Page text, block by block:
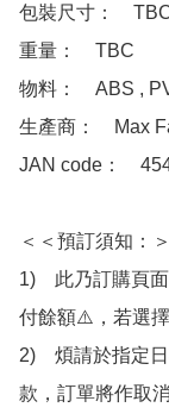
包裝尺寸：　
重量：　TBC
物料：　ABS ,
生產商：　Max
JAN code：　
＜＜預訂須知：
1)　此乃訂購頁
付餘額⚠️，若選擇
2)　煩請於指定
款，訂單將作取消